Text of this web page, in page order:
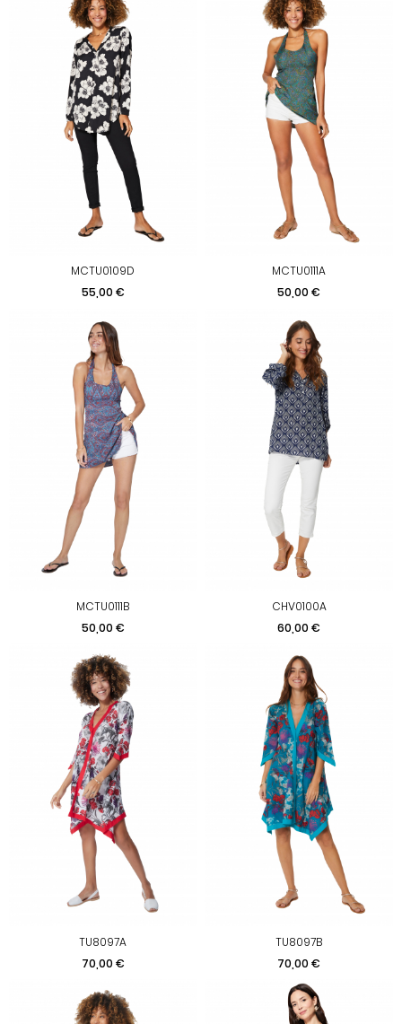
MCTU0109D
Prix
55,00 €
MCTU0111A
Prix
50,00 €
MCTU0111B
Prix
50,00 €
CHV0100A
Prix
60,00 €
TU8097A
Prix
70,00 €
TU8097B
Prix
70,00 €